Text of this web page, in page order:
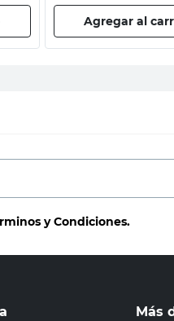
Agregar al
y Condiciones.
Más